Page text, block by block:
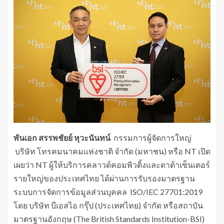
พันเอก สรรพชัยย์ หุวะนันทน์ กรรมการผู้จัดการใหญ่
บริษัท โทรคมนาคมแห่งชาติ จำกัด (มหาชน) หรือ NT เปิด
เผยว่า NT ผู้ให้บริการคลาวด์คอมพิวติ้งและดาต้าเซ็นเตอร์
รายใหญ่ของประเทศไทย ได้ผ่านการรับรองมาตรฐาน
ระบบการจัดการข้อมูลส่วนบุคคล ISO/IEC 27701:2019
โดย บริษัท บีเอสไอ กรุ๊ป (ประเทศไทย) จำกัด หรือสถาบัน
มาตรฐานอังกฤษ (The British Standards Institution-BSI)